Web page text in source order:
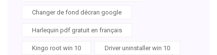
Changer de fond décran google
Harlequin pdf gratuit en français
Kingo root win 10 Driver uninstaller win 10